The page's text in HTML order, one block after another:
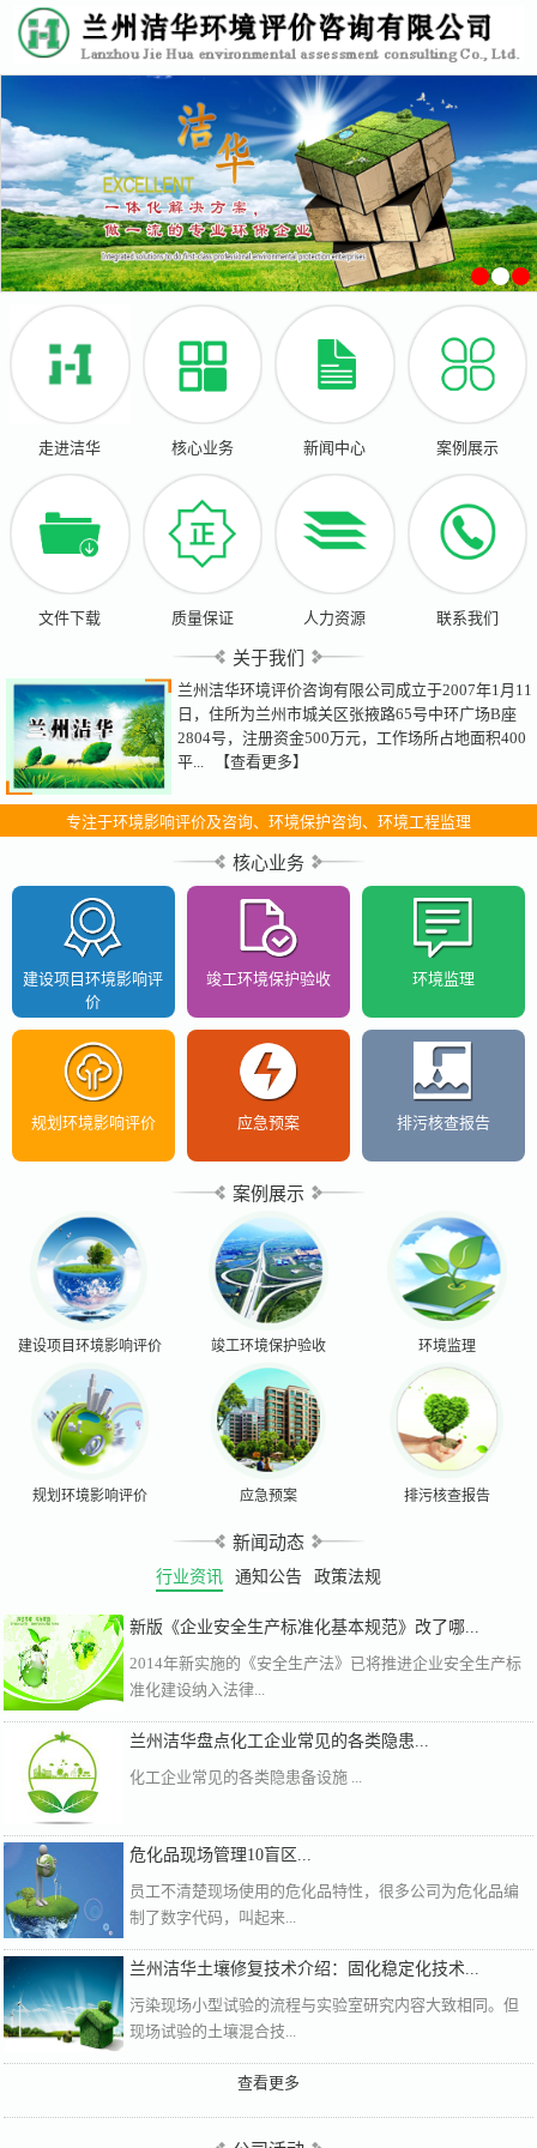
走进洁华 核心业务 新闻中心 案例展示
文件下载 质量保证 人力资源 联系我们
关于我们
兰州洁华环境评价咨询有限公司成立于2007年1月11
日，住所为兰州市城关区张掖路65号中环广场B座
2804号，注册资金500万元，工作场所占地面积400
平...
【查看更多】
专注于环境影响评价及咨询、环境保护咨询、环境工程监理
核心业务
建设项目环境影响评
价
竣工环境保护验收 环境监理
规划环境影响评价 应急预案 排污核查报告
案例展示
建设项目环境影响评价 竣工环境保护验收 环境监理
规划环境影响评价 应急预案 排污核查报告
新闻动态
行业资讯 通知公告 政策法规
新版《企业安全生产标准化基本规范》改了哪...
2014年新实施的《安全生产法》已将推进企业安全生产标
准化建设纳入法律...
兰州洁华盘点化工企业常见的各类隐患...
化工企业常见的各类隐患备设施 ...
危化品现场管理10盲区...
员工不清楚现场使用的危化品特性，很多公司为危化品编
制了数字代码，叫起来...
兰州洁华土壤修复技术介绍：固化稳定化技术...
污染现场小型试验的流程与实验室研究内容大致相同。但
现场试验的土壤混合技...
查看更多